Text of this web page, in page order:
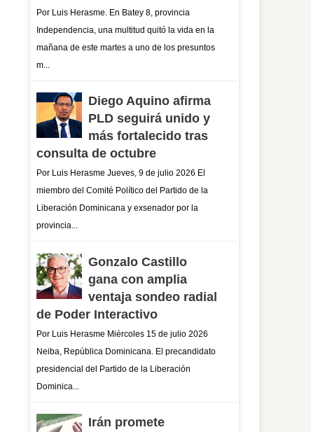
Por Luis Herasme. En Batey 8, provincia
Independencia, una multitud quitó la vida en la
mañana de este martes a uno de los presuntos
m...
Diego Aquino afirma
PLD seguirá unido y
más fortalecido tras
consulta de octubre
Por Luis Herasme Jueves, 9 de julio 2026 El
miembro del Comité Político del Partido de la
Liberación Dominicana y exsenador por la
provincia...
Gonzalo Castillo
gana con amplia
ventaja sondeo radial
de Poder Interactivo
Por Luis Herasme Miércoles 15 de julio 2026
Neiba, República Dominicana. El precandidato
presidencial del Partido de la Liberación
Dominica...
Irán promete